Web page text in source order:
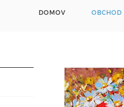
DOMOV OBCHOD